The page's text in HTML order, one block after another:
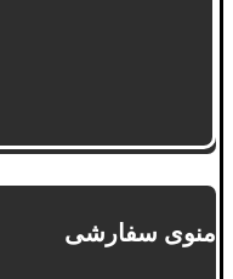
منوی سفارشی